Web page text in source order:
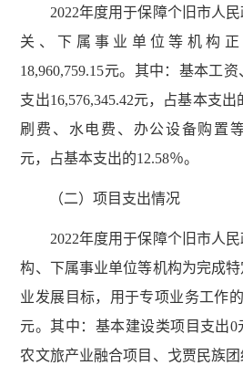
2022年度用于保障个旧市人民
关、下属事业单位等机构
18,960,759.15元。其中：基本工
支出16,576,345.42元，占基本支
刷费、水电费、办公设备购置等
元，占基本支出的12.58％。
（二）项目支出情况
2022年度用于保障个旧市人民
构、下属事业单位等机构为完成
业发展目标，用于专项业务工作
元。其中：基本建设类项目支出
农文旅产业融合项目、戈贾民族